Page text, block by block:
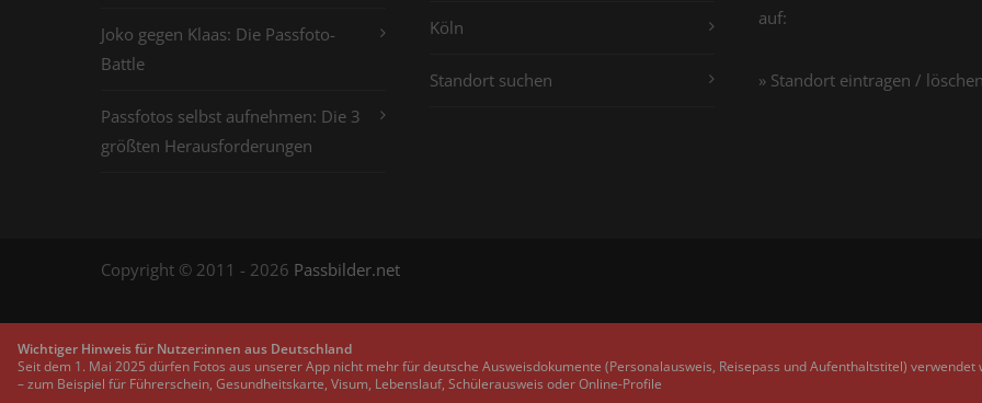
Joko gegen Klaas: Die Passfoto-
Battle
Passfotos selbst aufnehmen: Die 3
größten Herausforderungen
Köln
Standort suchen
auf:
» Standort eintragen / löschen
Copyright © 2011 - 2026 Passbilder.net
Wichtiger Hinweis für Nutzer:innen aus Deutschland
Seit dem 1. Mai 2025 dürfen Fotos aus unserer App nicht mehr für deutsche Ausweisdokumente (Personalausweis, Reisepass und Aufenthaltstitel)
– zum Beispiel für Führerschein, Gesundheitskarte, Visum, Lebenslauf, Schülerausweis oder Online-Profile